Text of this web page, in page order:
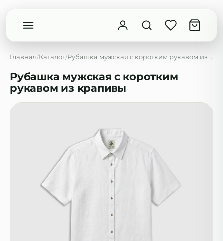
Введите минимум 2 символа
Главная/Каталог/ Рубашка мужская с коротким рукавом из крапивы
Рубашка мужская с коротким
рукавом из крапивы